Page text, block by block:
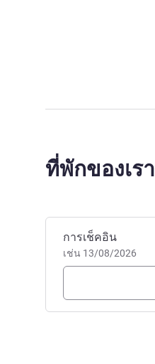
ที่พักของเรา
จองโรงแรมนี้
การเช็คอิน
เช่น 13/08/2026